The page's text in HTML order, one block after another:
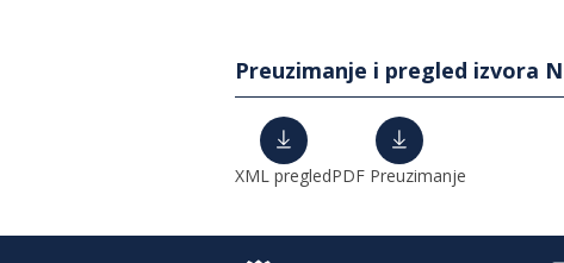
Preuzimanje i pregled izvora
XML pregledPDF Preuzimanje